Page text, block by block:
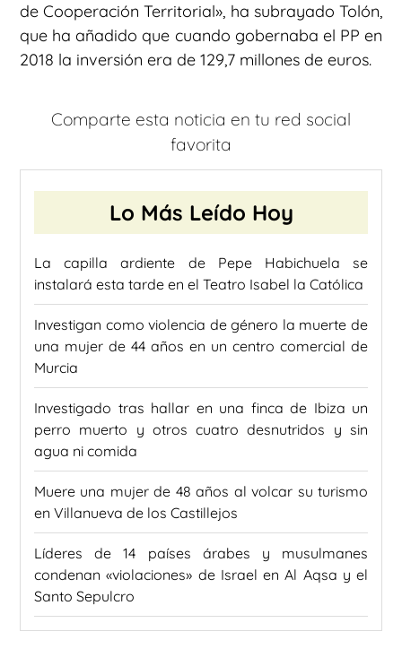
de Cooperación Territorial», ha subrayado Tolón,
que ha añadido que cuando gobernaba el PP en
2018 la inversión era de 129,7 millones de euros.
Comparte esta noticia en tu red social
favorita
Lo Más Leído Hoy
La capilla ardiente de Pepe Habichuela se
instalará esta tarde en el Teatro Isabel la Católica
Investigan como violencia de género la muerte de
una mujer de 44 años en un centro comercial de
Murcia
Investigado tras hallar en una finca de Ibiza un
perro muerto y otros cuatro desnutridos y sin
agua ni comida
Muere una mujer de 48 años al volcar su turismo
en Villanueva de los Castillejos
Líderes de 14 países árabes y musulmanes
condenan «violaciones» de Israel en Al Aqsa y el
Santo Sepulcro